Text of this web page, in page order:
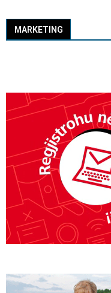
MARKETING